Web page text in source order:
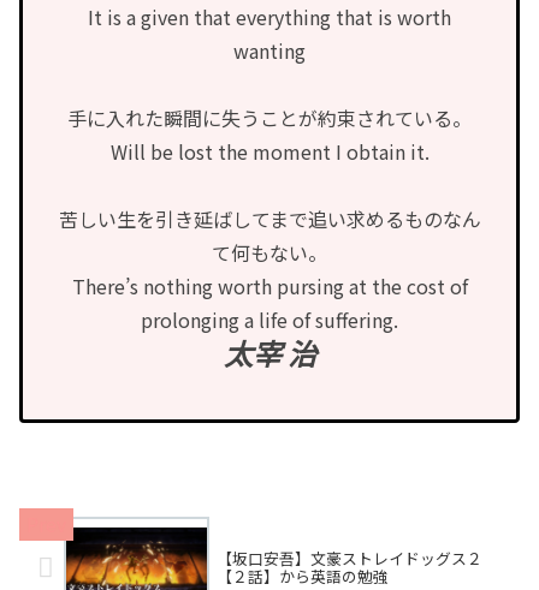
It is a given that everything that is worth
wanting
手に入れた瞬間に失うことが約束されている。
Will be lost the moment I obtain it.
苦しい生を引き延ばしてまで追い求めるものなん
て何もない。
There’s nothing worth pursing at the cost of
prolonging a life of suffering.
太宰 治
【坂口安吾】文豪ストレイドッグス２
【２話】から英語の勉強